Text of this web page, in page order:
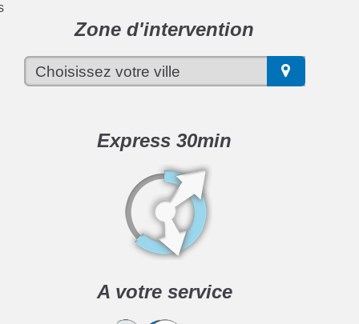
Zone d'intervention
Express 30min
A votre service